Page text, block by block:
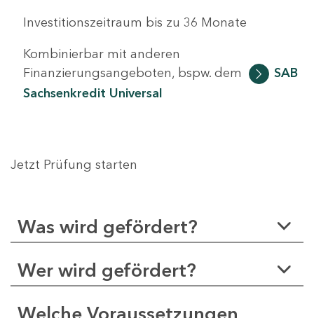
Investitionszeitraum bis zu 36 Monate
Kombinierbar mit anderen
Finanzierungsangeboten, bspw. dem
SAB
Sachsenkredit Universal
Jetzt Prüfung starten
Was wird gefördert?
Wer wird gefördert?
Welche Voraussetzungen